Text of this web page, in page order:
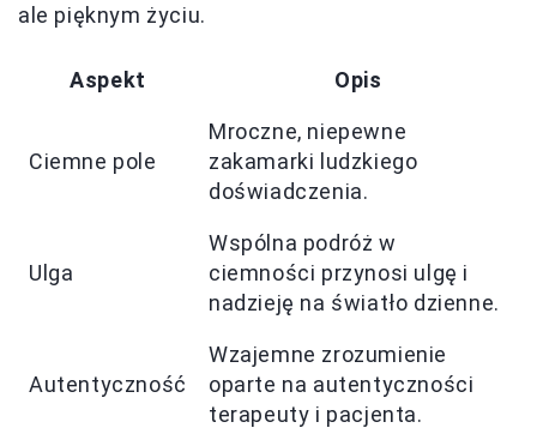
ale pięknym życiu.
Aspekt Opis
Ciemne pole
Mroczne, niepewne
zakamarki ludzkiego
doświadczenia.
Ulga
Wspólna podróż w
ciemności przynosi ulgę i
nadzieję na światło dzienne.
Autentyczność
Wzajemne zrozumienie
oparte na autentyczności
terapeuty i pacjenta.